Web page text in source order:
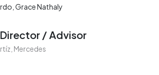
Grace Nathaly
/ Advisor
Mercedes